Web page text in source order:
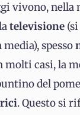
vivono, nella
televisione
spesso
molti casi, la
del
. Questo si